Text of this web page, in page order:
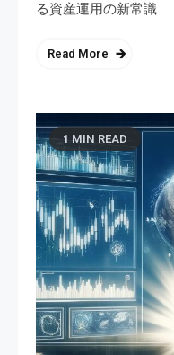
る資産運用の新常識
Read More
1 MIN READ